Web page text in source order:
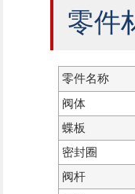
零件
零件名称
阀体
蝶板
密封圈
阀杆